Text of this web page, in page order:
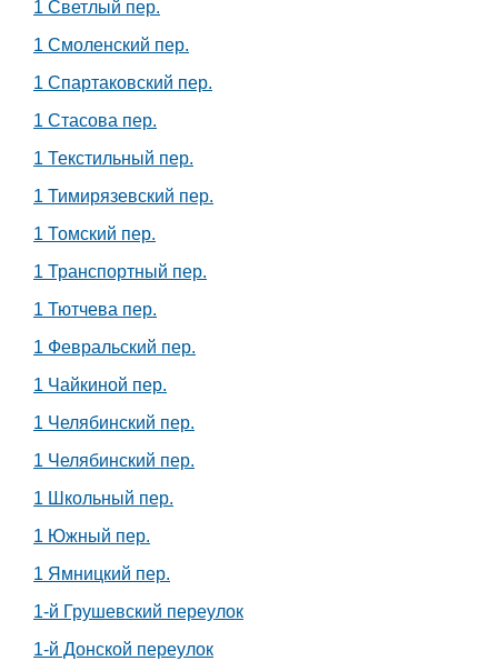
1 Светлый пер.
1 Смоленский пер.
1 Спартаковский пер.
1 Стасова пер.
1 Текстильный пер.
1 Тимирязевский пер.
1 Томский пер.
1 Транспортный пер.
1 Тютчева пер.
1 Февральский пер.
1 Чайкиной пер.
1 Челябинский пер.
1 Челябинский пер.
1 Школьный пер.
1 Южный пер.
1 Ямницкий пер.
1-й Грушевский переулок
1-й Донской переулок